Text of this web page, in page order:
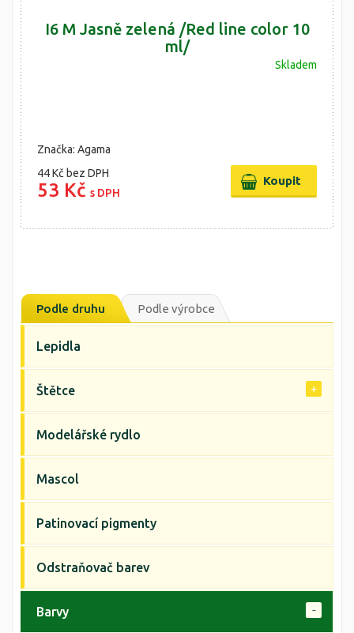
I6 M Jasně zelená /Red line color 10
ml/
Skladem
Značka: Agama
44 Kč bez DPH
53 Kč s DPH
Podle druhu Podle výrobce
Lepidla
Štětce
Modelářské rydlo
Mascol
Patinovací pigmenty
Odstraňovač barev
Barvy